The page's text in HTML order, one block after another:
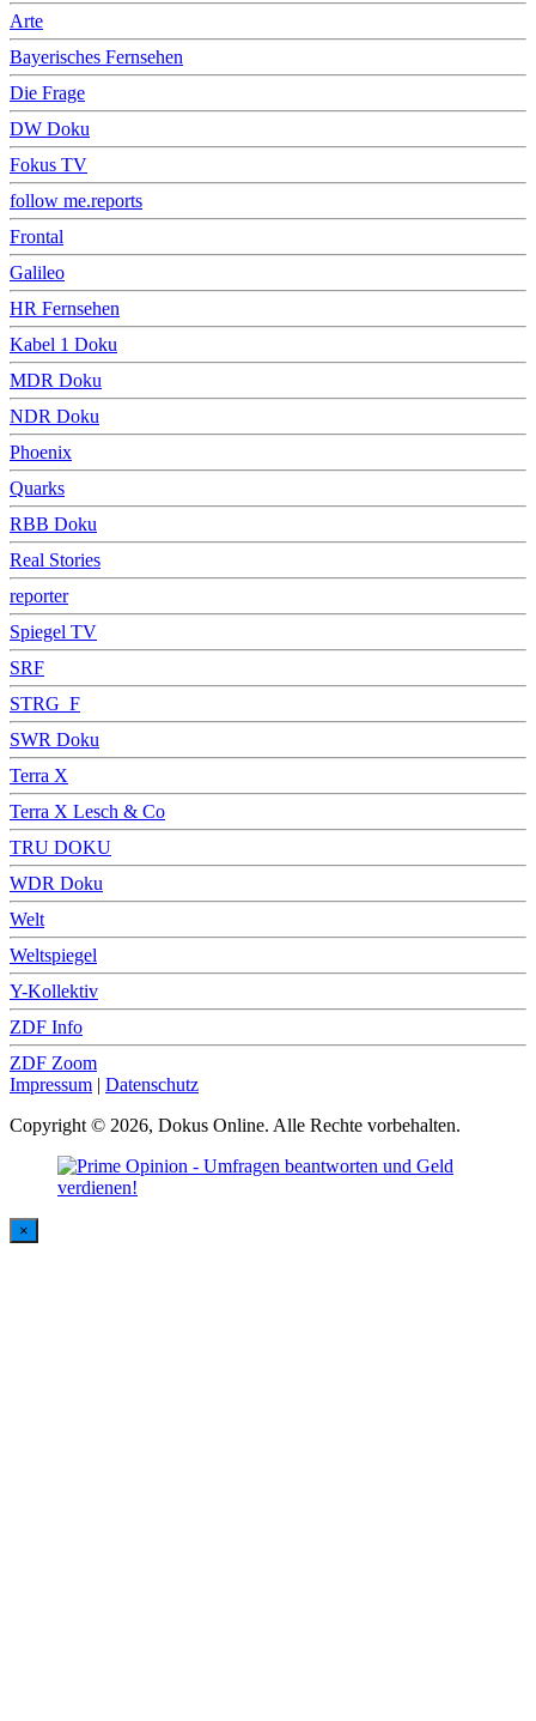
Arte
Bayerisches Fernsehen
Die Frage
DW Doku
Fokus TV
follow me.reports
Frontal
Galileo
HR Fernsehen
Kabel 1 Doku
MDR Doku
NDR Doku
Phoenix
Quarks
RBB Doku
Real Stories
reporter
Spiegel TV
SRF
STRG_F
SWR Doku
Terra X
Terra X Lesch & Co
TRU DOKU
WDR Doku
Welt
Weltspiegel
Y-Kollektiv
ZDF Info
ZDF Zoom
Impressum | Datenschutz
Copyright © 2026, Dokus Online. Alle Rechte vorbehalten.
×